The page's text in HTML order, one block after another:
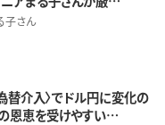
子さん
替介入〉でドル円に変化の
恩恵を受けやすい…